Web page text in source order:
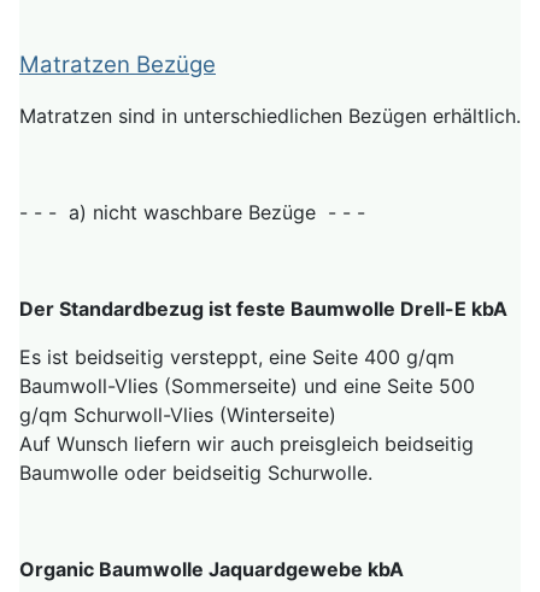
Matratzen Bezüge
Matratzen sind in unterschiedlichen Bezügen erhältlich.
- - - a) nicht waschbare Bezüge - - -
Der Standardbezug ist feste Baumwolle Drell-E kbA
Es ist beidseitig versteppt, eine Seite 400 g/qm
Baumwoll-Vlies (Sommerseite) und eine Seite 500
g/qm Schurwoll-Vlies (Winterseite)
Auf Wunsch liefern wir auch preisgleich beidseitig
Baumwolle oder beidseitig Schurwolle.
Organic Baumwolle Jaquardgewebe kbA